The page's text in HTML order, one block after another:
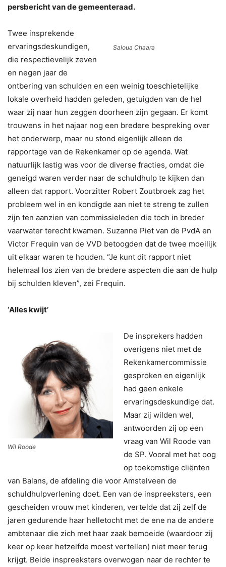
persbericht van de gemeenteraad.
Saloua Chaara
Twee insprekende
ervaringsdeskundigen,
die respectievelijk zeven
en negen jaar de
ontbering van schulden en een weinig toeschietelijke
lokale overheid hadden geleden, getuigden van de hel
waar zij naar hun zeggen doorheen zijn gegaan. Er komt
trouwens in het najaar nog een bredere bespreking over
het onderwerp, maar nu stond eigenlijk alleen de
rapportage van de Rekenkamer op de agenda. Wat
natuurlijk lastig was voor de diverse fracties, omdat die
geneigd waren verder naar de schuldhulp te kijken dan
alleen dat rapport. Voorzitter Robert Zoutbroek zag het
probleem wel in en kondigde aan niet te streng te zullen
zijn ten aanzien van commissieleden die toch in breder
vaarwater terecht kwamen. Suzanne Piet van de PvdA en
Victor Frequin van de VVD betoogden dat de twee moeilijk
uit elkaar waren te houden. “Je kunt dit rapport niet
helemaal los zien van de bredere aspecten die aan de hulp
bij schulden kleven”, zei Frequin.
‘Alles kwijt’
Wil Roode
De insprekers hadden
overigens niet met de
Rekenkamercommissie
gesproken en eigenlijk
had geen enkele
ervaringsdeskundige dat.
Maar zij wilden wel,
antwoorden zij op een
vraag van Wil Roode van
de SP. Vooral met het oog
op toekomstige cliënten
van Balans, de afdeling die voor Amstelveen de
schuldhulpverlening doet. Een van de inspreeksters, een
gescheiden vrouw met kinderen, vertelde dat zij zelf de
jaren gedurende haar helletocht met de ene na de andere
ambtenaar die zich met haar zaak bemoeide (waardoor zij
keer op keer hetzelfde moest vertellen) niet meer terug
krijgt. Beide inspreeksters overwogen naar de rechter te